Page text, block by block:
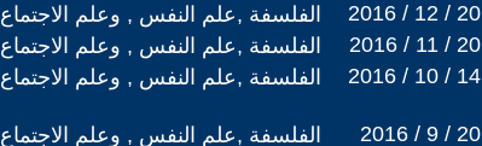
الفلسفة ,علم النفس , وعلم الاجتماع
2016 / 12 / 20
الفلسفة ,علم النفس , وعلم الاجتماع
2016 / 11 / 20
الفلسفة ,علم النفس , وعلم الاجتماع
2016 / 10 / 14
الفلسفة ,علم النفس , وعلم الاجتماع 2016 / 9 / 20